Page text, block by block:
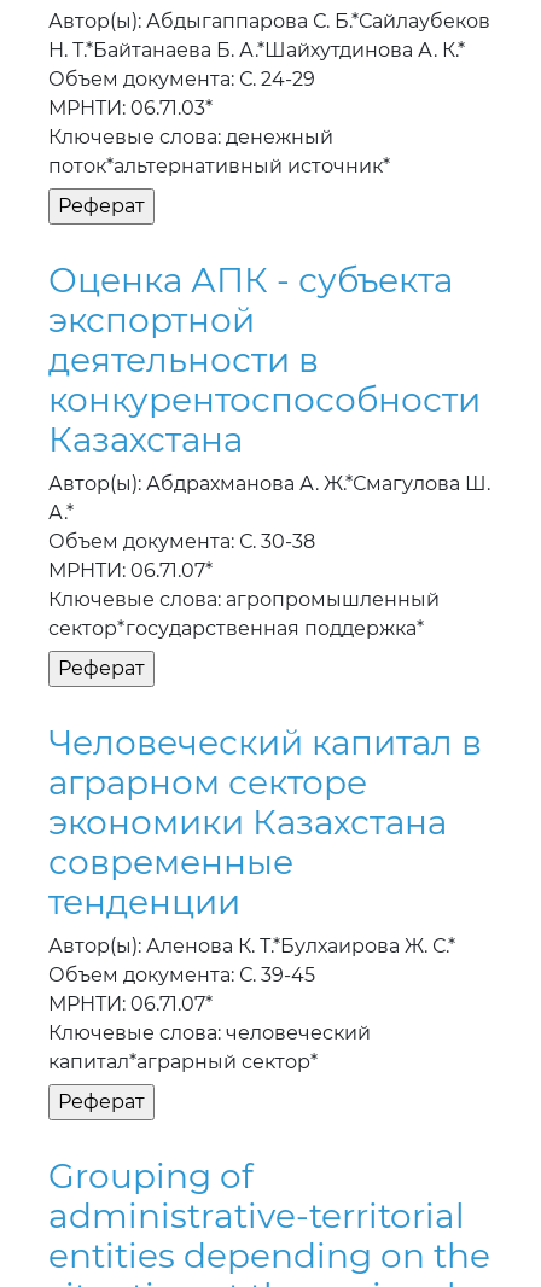
Автор(ы): Абдыгаппарова С. Б.*Сайлаубеков
Н. Т.*Байтанаева Б. А.*Шайхутдинова А. К.*
Объем документа: С. 24-29
МРНТИ: 06.71.03*
Ключевые слова: денежный
поток*альтернативный источник*
Оценка АПК - субъекта
экспортной
деятельности в
конкурентоспособности
Казахстана
Автор(ы): Абдрахманова А. Ж.*Смагулова Ш.
А.*
Объем документа: С. 30-38
МРНТИ: 06.71.07*
Ключевые слова: агропромышленный
сектор*государственная поддержка*
Человеческий капитал в
аграрном секторе
экономики Казахстана
современные
тенденции
Автор(ы): Аленова К. Т.*Булхаирова Ж. С.*
Объем документа: С. 39-45
МРНТИ: 06.71.07*
Ключевые слова: человеческий
капитал*аграрный сектор*
Grouping of
administrative-territorial
entities depending on the